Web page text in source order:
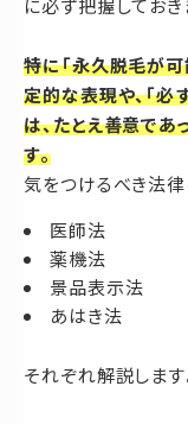
に必ず把握しておき
特に「永久脱毛が可
定的な表現や、「
は、たとえ善意で
す。
気をつけるべき法
医師法
薬機法
景品表示法
あはき法
それぞれ解説します